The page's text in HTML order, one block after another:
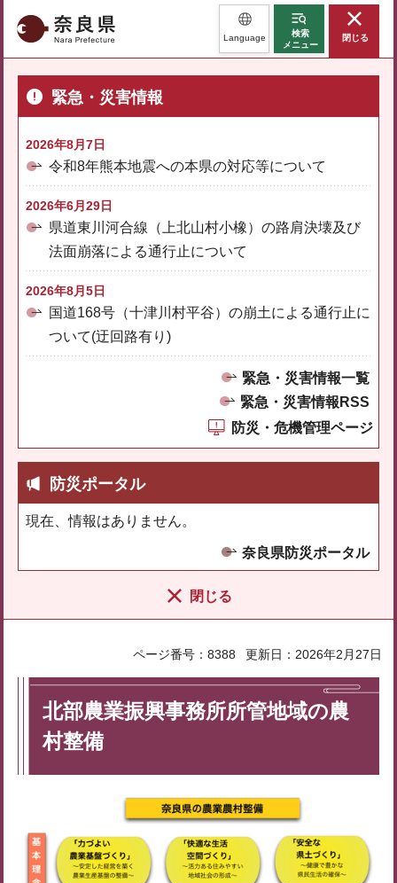
奈良県 Language
検索
メニュー
閉じる
緊急・災害情報
2026年8月7日
令和8年熊本地震への本県の対応等について
2026年6月29日
県道東川河合線（上北山村小橡）の路肩決壊及び
法面崩落による通行止について
2026年8月5日
国道168号（十津川村平谷）の崩土による通行止に
ついて(迂回路有り)
緊急・災害情報一覧
緊急・災害情報RSS
防災・危機管理ページ
防災ポータル
現在、情報はありません。
奈良県防災ポータル
閉じる
ページ番号：8388 更新日：2026年2月27日
北部農業振興事務所所管地域の農
村整備